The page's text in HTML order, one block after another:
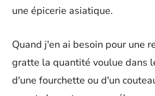
une épicerie asiatique.
Quand j'en ai besoin pour une
gratte la quantité voulue dans
d'une fourchette ou d'un